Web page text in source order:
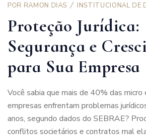
POR RAMON DIAS INSTITUCIONAL DE
Proteção Jurídica:
Segurança e
para Sua Empresa
Você sabia que mais de 40% das micro
empresas enfrentam problemas
anos, segundo dados do SEBRAE?
conflitos societários e contratos mal